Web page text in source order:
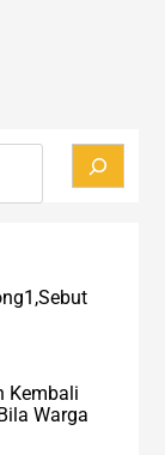
Kembali
Warga